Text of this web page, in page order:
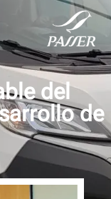
del
de